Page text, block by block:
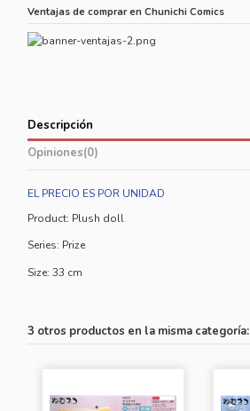
Ventajas de comprar en Chunichi Comics
Descripción
Opiniones(0)
EL PRECIO ES POR UNIDAD
Product: Plush doll
Series: Prize
Size: 33 cm
3 otros productos en la misma categoría: